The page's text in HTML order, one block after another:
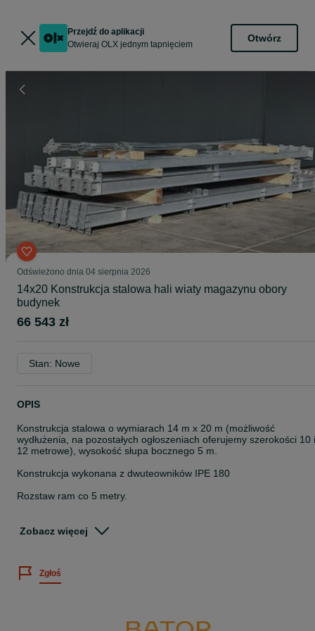
Przejdź do aplikacji
Otwieraj OLX jednym tapnięciem
Otwórz
Odświeżono dnia 04 sierpnia 2026
14x20 Konstrukcja stalowa hali wiaty magazynu obory
budynek
66 543 zł
Stan: Nowe
OPIS
Konstrukcja stalowa o wymiarach 14 m x 20 m (możliwość
wydłużenia, na pozostałych ogłoszeniach oferujemy szerokości 10 i
12 metrowe), wysokość słupa bocznego 5 m.
Konstrukcja wykonana z dwuteowników IPE 180
Rozstaw ram co 5 metry.
- rygle dachowe
Zobacz więcej
Zgłoś